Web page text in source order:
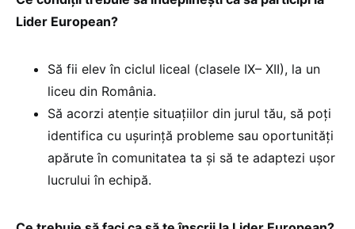
Lider European?
Să fii elev în ciclul liceal (clasele IX– XII), la un
liceu din România.
Să acorzi atenție situațiilor din jurul tău, să poți
identifica cu ușurință probleme sau oportunități
apărute în comunitatea ta și să te adaptezi ușor
lucrului în echipă.